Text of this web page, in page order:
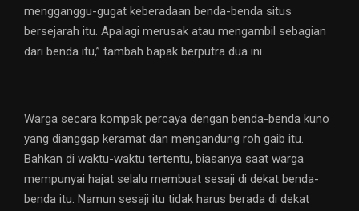
mengganggu-gugat keberadaan benda-benda situs
bersejarah itu. Apalagi merusak atau mengambil sebagian
dari benda itu,” tambah bapak berputra dua ini.
Warga secara kompak percaya dengan benda-benda kuno
yang dianggap keramat dan mengandung roh gaib itu.
Bahkan di waktu-waktu tertentu, biasanya saat warga
mempunyai hajat selalu membuat sesaji di dekat benda-
benda itu. Namun sesaji itu tidak harus berada di dekat